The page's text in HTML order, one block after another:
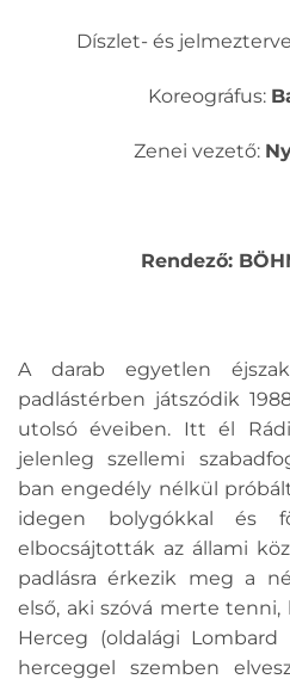
Díszlet- és
Koreográfus:
Zenei vezető:
Rendező:
A darab egyetlen
padlástérben játszódik
utolsó éveiben. Itt él
jelenleg szellemi
ban engedély nélkül
idegen bolygókkal és
elbocsájtották az állami
padlásra érkezik meg a
első, aki szóvá merte
Herceg (oldalági
herceggel szemben